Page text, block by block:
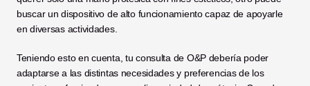
buscar un dispositivo de alto funcionamiento capaz de apoyarle
en diversas actividades.
Teniendo esto en cuenta, tu consulta de O&P debería poder
adaptarse a las distintas necesidades y preferencias de los